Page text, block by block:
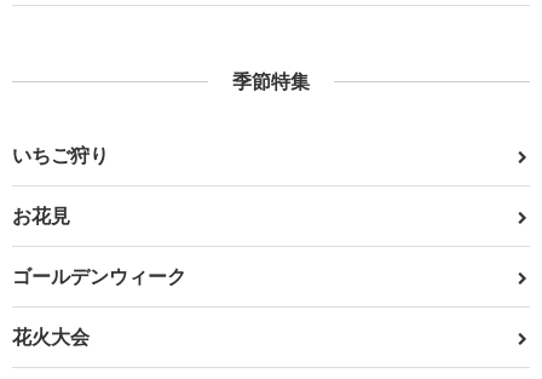
季節特集
いちご狩り
お花見
ゴールデンウィーク
花火大会